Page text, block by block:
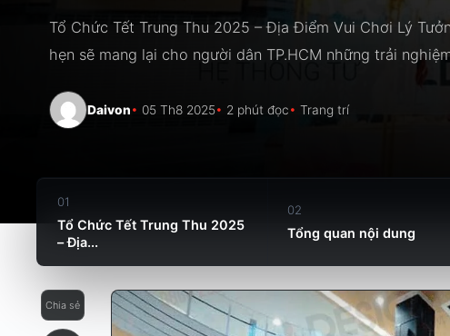
Tổ Chức Tết Trung Thu 2025 – Địa Điểm Vui Chơi Lý
hẹn sẽ mang lại cho người dân TP.HCM những trải
Daivon 05 Th8 2025 2 phút đọc Trang trí
01
Tổ Chức Tết Trung Thu 2025
– Địa...
02
Tổng quan nội dung
Chia sẻ